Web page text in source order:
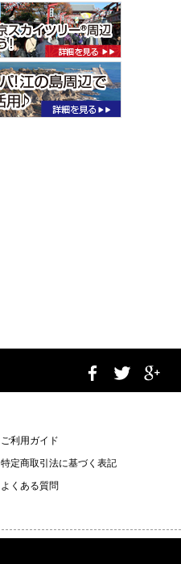
ご利用ガイド
特定商取引法に基づく表記
よくある質問